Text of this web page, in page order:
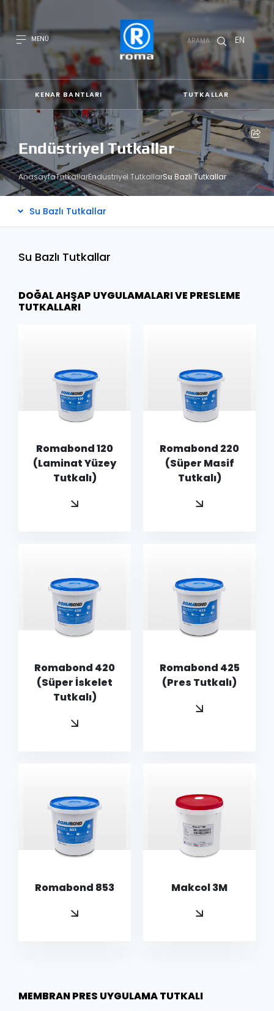
MENÜ ARAMA EN
KENAR BANTLARI TUTKALLAR
Endüstriyel Tutkallar
AnasayfaTutkallarEndüstriyel TutkallarSu Bazlı Tutkallar
Su Bazlı Tutkallar
Solvent Bazlı Tutkallar
Su Bazlı Tutkallar
DOĞAL AHŞAP UYGULAMALARI VE PRESLEME
TUTKALLARI
Romabond 120
(Laminat Yüzey
Tutkalı)
Romabond 220
(Süper Masif
Tutkalı)
Romabond 420
(Süper İskelet
Tutkalı)
Romabond 425
(Pres Tutkalı)
Romabond 853 Makcol 3M
MEMBRAN PRES UYGULAMA TUTKALI